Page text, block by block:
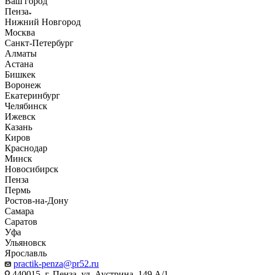
Пенза
Нижний Новгород
Москва
Санкт-Петербург
Алматы
Астана
Бишкек
Воронеж
Екатеринбург
Челябинск
Ижевск
Казань
Киров
Краснодар
Минск
Новосибирск
Пенза
Пермь
Ростов-на-Дону
Самара
Саратов
Уфа
Ульяновск
Ярославль
practik-penza@pr52.ru